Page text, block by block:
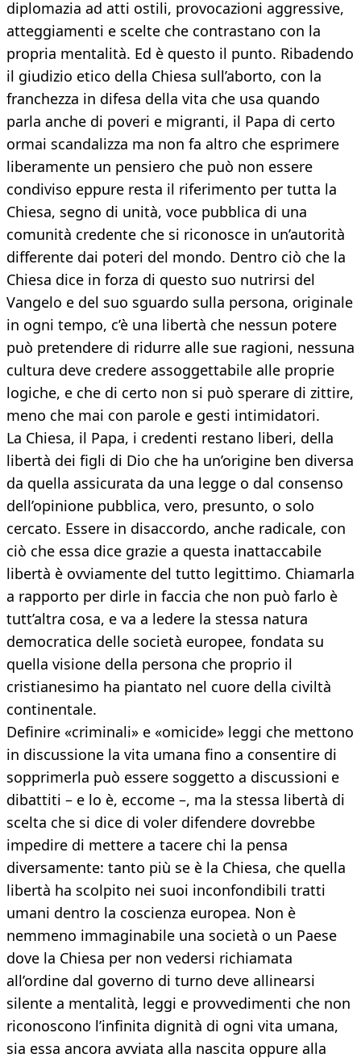
diplomazia ad atti ostili, provocazioni aggressive,
atteggiamenti e scelte che contrastano con la
propria mentalità. Ed è questo il punto. Ribadendo
il giudizio etico della Chiesa sull’aborto, con la
franchezza in difesa della vita che usa quando
parla anche di poveri e migranti, il Papa di certo
ormai scandalizza ma non fa altro che esprimere
liberamente un pensiero che può non essere
condiviso eppure resta il riferimento per tutta la
Chiesa, segno di unità, voce pubblica di una
comunità credente che si riconosce in un’autorità
differente dai poteri del mondo. Dentro ciò che la
Chiesa dice in forza di questo suo nutrirsi del
Vangelo e del suo sguardo sulla persona, originale
in ogni tempo, c’è una libertà che nessun potere
può pretendere di ridurre alle sue ragioni, nessuna
cultura deve credere assoggettabile alle proprie
logiche, e che di certo non si può sperare di zittire,
meno che mai con parole e gesti intimidatori.
La Chiesa, il Papa, i credenti restano liberi, della
libertà dei figli di Dio che ha un’origine ben diversa
da quella assicurata da una legge o dal consenso
dell’opinione pubblica, vero, presunto, o solo
cercato. Essere in disaccordo, anche radicale, con
ciò che essa dice grazie a questa inattaccabile
libertà è ovviamente del tutto legittimo. Chiamarla
a rapporto per dirle in faccia che non può farlo è
tutt’altra cosa, e va a ledere la stessa natura
democratica delle società europee, fondata su
quella visione della persona che proprio il
cristianesimo ha piantato nel cuore della civiltà
continentale.
Definire «criminali» e «omicide» leggi che mettono
in discussione la vita umana fino a consentire di
sopprimerla può essere soggetto a discussioni e
dibattiti – e lo è, eccome –, ma la stessa libertà di
scelta che si dice di voler difendere dovrebbe
impedire di mettere a tacere chi la pensa
diversamente: tanto più se è la Chiesa, che quella
libertà ha scolpito nei suoi inconfondibili tratti
umani dentro la coscienza europea. Non è
nemmeno immaginabile una società o un Paese
dove la Chiesa per non vedersi richiamata
all’ordine dal governo di turno deve allinearsi
silente a mentalità, leggi e provvedimenti che non
riconoscono l’infinita dignità di ogni vita umana,
sia essa ancora avviata alla nascita oppure alla